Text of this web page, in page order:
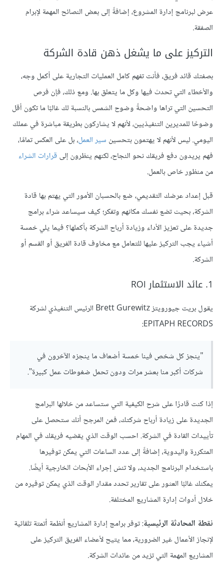
عرض لبرنامج إدارة المشروع، إضافةً إلى بعض النصائح المهمة لإبرام
الصفقة.
التركيز على ما يشغل ذهن قادة الشركة
بصفتك قائد فريق، فأنت تفهم كامل العمليات التجارية على أكمل وجه،
والأخطاء التي تحدث فيها وكل ما يتعلق بها. ومع ذلك، فإن فرص
التحسين التي تراها واضحةً وضوح الشمس بالنسبة لك غالبًا ما تكون أقل
وضوحًا للمديرين التنفيذيين، لأنهم لا يشاركون بطريقة مباشرة في عملك
اليومي. ليس لأنهم لا يهتمون بتحسين سير العمل، بل على العكس تمامًا،
فهم يريدون دفع فريقك نحو النجاح، لكنهم ينظرون إلى قرارات الشراء
من منظور خاص بالعمل.
قبل إعداد عرضك التقديمي، ضع بالحسبان الأمور التي يهتم بها قادة
الشركة، بحيث تضع نفسك مكانهم وتفكر؛ كيف سيساعد شراء برامج
جديدة على تعزيز الأداء وزيادة أرباح الشركة بأكملها؟ فيما يلي خمسة
أشياء يجب التركيز عليها للتعامل مع مخاوف قادة الفريق أو القسم أو
الشركة.
1. عائد الاستثمار ROI
يقول بريت جيورويتز Brett Gurewitz الرئيس التنفيذي لشركة
EPITAPH RECORDS:
"ينجز كل شخص فينا خمسة أضعاف ما ينجزه الآخرون في
شركات أكبر منا بعشر مرات ودون تحمل ضغوطات عمل كبيرة".
إذا كنت قادرًا على شرح الكيفية التي ستساعد من خلالها البرامج
الجديدة على زيادة أرباح شركتك، فمن المرجح أنك ستحصل على
تأييدات القادة في الشركة. احسب الوقت الذي يقضيه فريقك في المهام
المتكررة واليدوية، إضافةً إلى عدد الساعات التي يمكن توفيرها
باستخدام البرنامج الجديد، ولا تنسَ إجراء الأبحاث الخارجية أيضًا.
يمكنك غالبًا العثور على تقارير تحدد مقدار الوقت الذي يمكن توفيره من
خلال أدوات إدارة المشاريع المختلفة.
نقطة المحادثة الرئيسية: توفر برامج إدارة المشاريع أنظمة أتمتة تلقائية
لإنجاز الأعمال غير الضرورية، مما يتيح لأعضاء الفريق التركيز على
المشاريع المهمة التي تزيد من عائدات الشركة.